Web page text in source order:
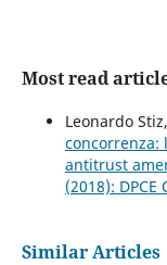
Most read
Leonardo Stiz,
concorrenza:
antitrust
(2018):
Similar Articles